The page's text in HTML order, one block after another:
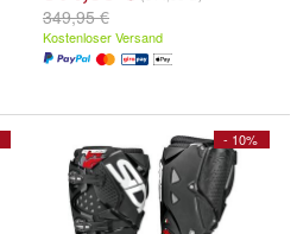
349,95 €
Kostenloser Versand
- 10%